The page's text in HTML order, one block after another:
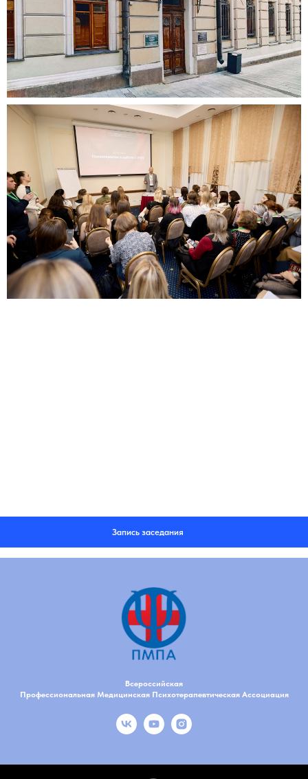
Запись заседания
Всероссийская
Профессиональная Медицинская Психотерапевтическая Ассоциация